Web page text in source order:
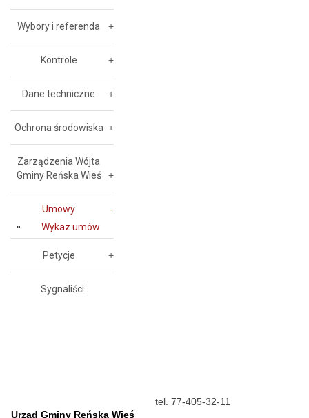
Wybory i referenda
Kontrole
Dane techniczne
Ochrona środowiska
Zarządzenia Wójta
Gminy Reńska Wieś
Umowy
Wykaz umów
Petycje
Sygnaliści
Urząd Gminy Reńska Wieś
tel. 77-405-32-11